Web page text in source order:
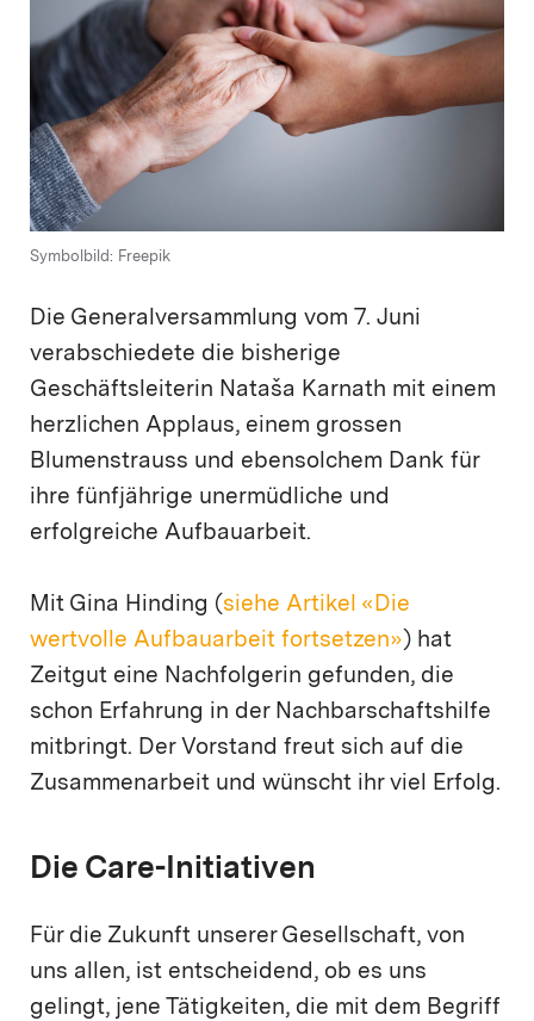
Symbolbild: Freepik
Die Generalversammlung vom 7. Juni
verabschiedete die bisherige
Geschäftsleiterin Nataša Karnath mit einem
herzlichen Applaus, einem grossen
Blumenstrauss und ebensolchem Dank für
ihre fünfjährige unermüdliche und
erfolgreiche Aufbauarbeit.
Mit Gina Hinding ( siehe Artikel «Die
wertvolle Aufbauarbeit fortsetzen» ) hat
Zeitgut eine Nachfolgerin gefunden, die
schon Erfahrung in der Nachbarschaftshilfe
mitbringt. Der Vorstand freut sich auf die
Zusammenarbeit und wünscht ihr viel Erfolg.
Die Care-Initiativen
Für die Zukunft unserer Gesellschaft, von
uns allen, ist entscheidend, ob es uns
gelingt, jene Tätigkeiten, die mit dem Begriff